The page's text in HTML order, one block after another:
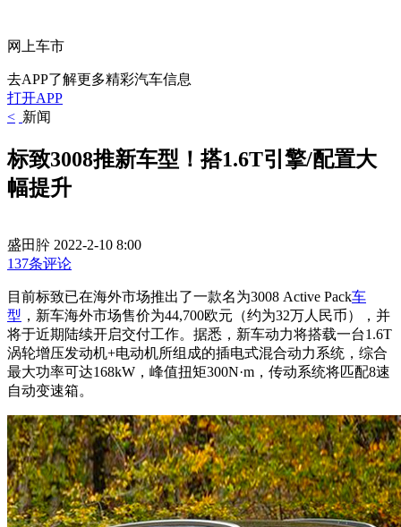
网上车市
去APP了解更多精彩汽车信息
打开APP
< 新闻
标致3008推新车型！搭1.6T引擎/配置大
幅提升
盛田肸 2022-2-10 8:00
137条评论
目前标致已在海外市场推出了一款名为3008 Active Pack车
型 ，新车海外市场售价为44,700欧元（约为32万人民币），并
将于近期陆续开启交付工作。据悉，新车动力将搭载一台1.6T
涡轮增压发动机+电动机所组成的插电式混合动力系统，综合
最大功率可达168kW，峰值扭矩300N·m，传动系统将匹配8速
自动变速箱。